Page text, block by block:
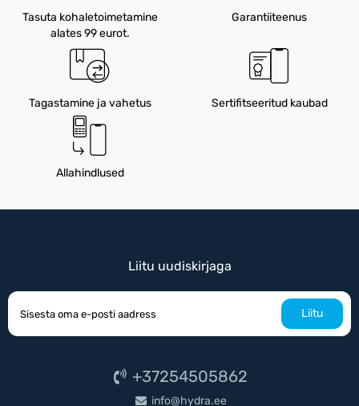
Tasuta kohaletoimetamine
alates 99 eurot.
Garantiiteenus
Tagastamine ja vahetus Sertifitseeritud kaubad
Allahindlused
Liitu uudiskirjaga
Liitu
+37254505862
info@hydra.ee